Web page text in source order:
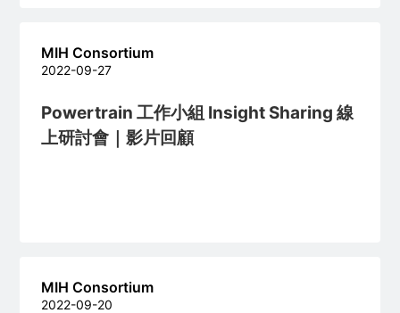
MIH Consortium
2022-09-27
Powertrain 工作小組 Insight Sharing 線
上研討會｜影片回顧
MIH Consortium
2022-09-20